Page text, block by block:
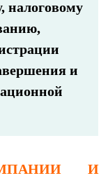
налоговому
и
И